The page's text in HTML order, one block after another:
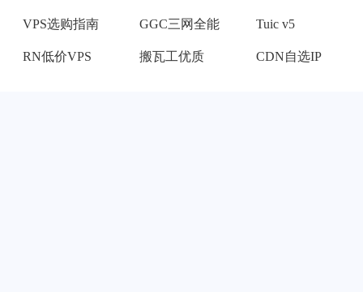
VPS选购指南
RN低价VPS
GGC三网全能
搬瓦工优质
Tuic v5
CDN自选IP